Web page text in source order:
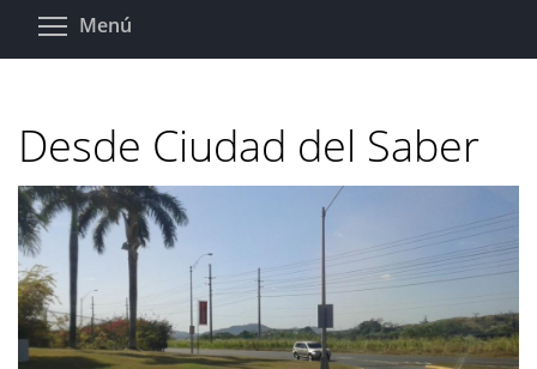
Pasar
Menú
Desde Ciudad del Saber